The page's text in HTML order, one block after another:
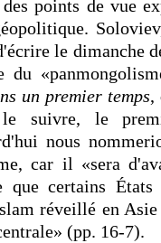
points de vue
le dimanche
du
un premier temps,
suivre, le
nous
car il «sera
que certains
réveillé en
(pp. 16-7).